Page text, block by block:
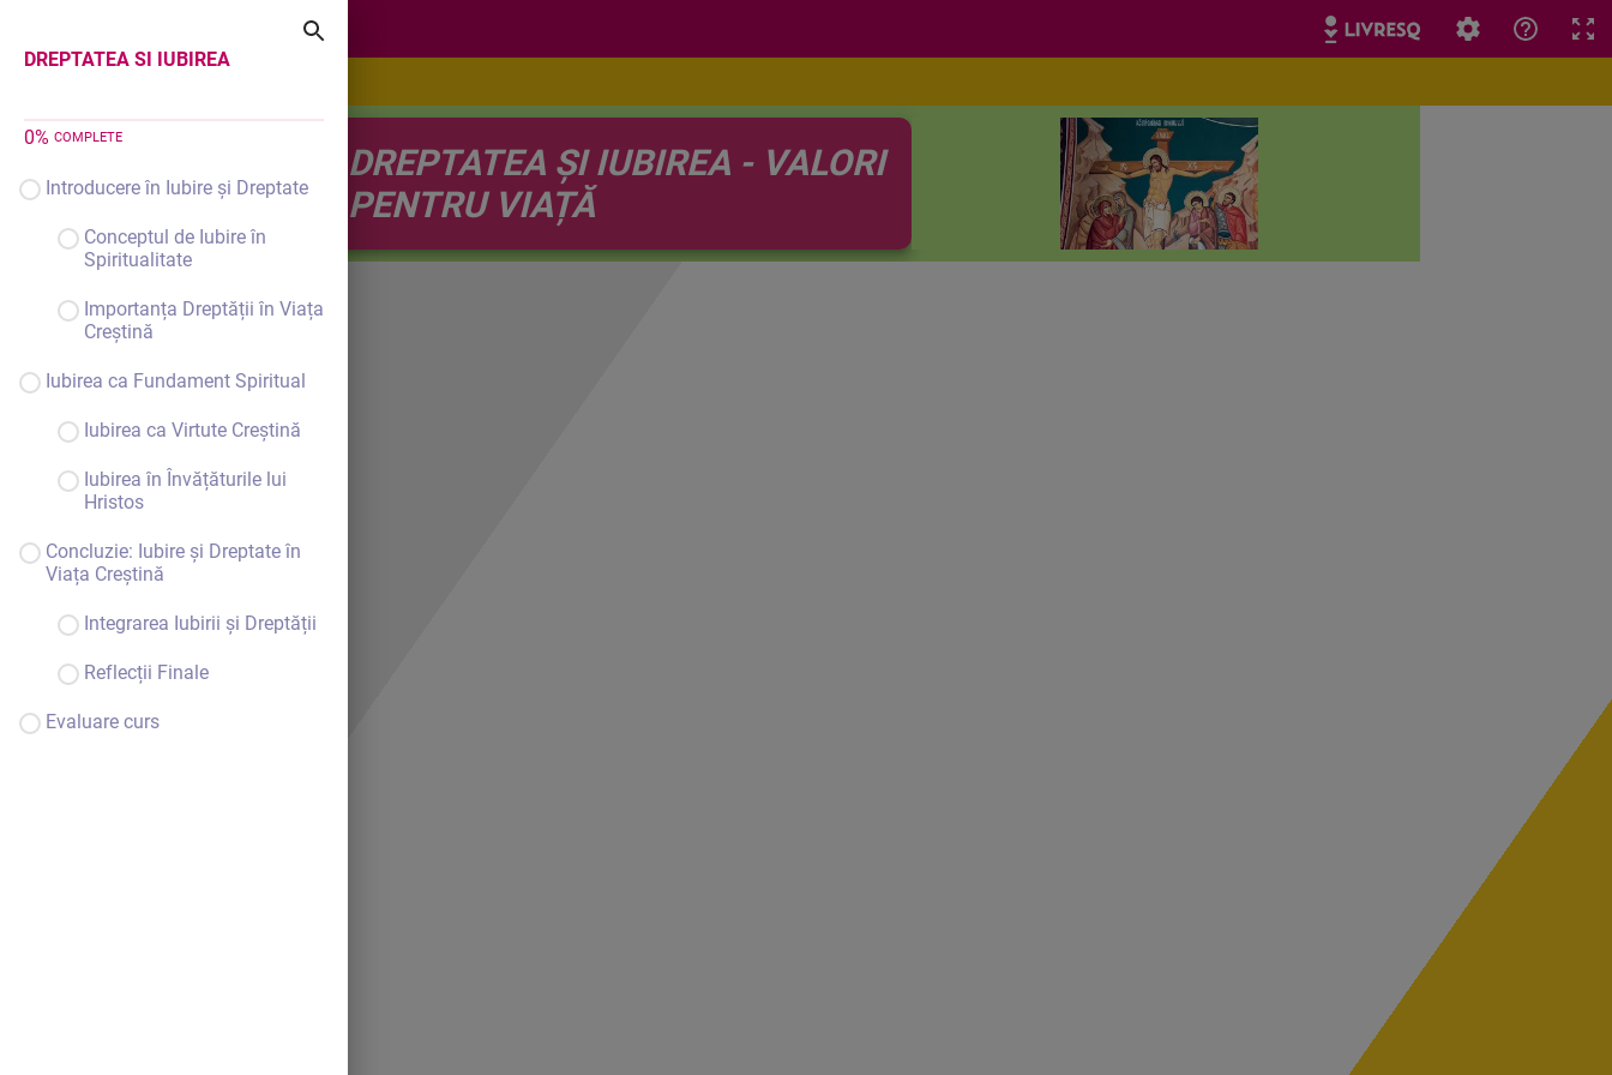
DREPTATEA SI IUBIREA
0% COMPLETE
Introducere în Iubire și Dreptate
Conceptul de Iubire în
Spiritualitate
Importanța Dreptății în Viața
Creștină
Iubirea ca Fundament Spiritual
Iubirea ca Virtute Creștină
Iubirea în Învățăturile lui
Hristos
Concluzie: Iubire și Dreptate în
Viața Creștină
Integrarea Iubirii și Dreptății
Reflecții Finale
Evaluare curs
DREPTATEA ȘI IUBIREA - VALORI
PENTRU VIAȚĂ